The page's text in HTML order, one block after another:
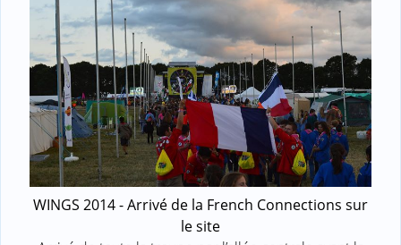
WINGS 2014 - Arrivé de la French Connections sur
le site